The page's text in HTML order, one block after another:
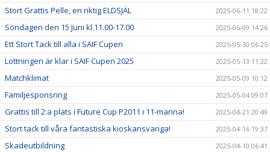
Stort Grattis Pelle, en riktig ELDSJÄL 2025-06-11 18:22
Söndagen den 15 Juni kl.11.00-17.00 2025-06-09 14:26
Ett Stort Tack till alla i SAIF Cupen 2025-05-30 06:25
Lottningen är klar i SAIF Cupen 2025 2025-05-13 11:22
Matchklimat 2025-05-09 10:12
Familjesponsring 2025-05-04 09:07
Grattis till 2:a plats i Future Cup P2011 i 11-manna! 2025-04-21 20:49
Stort tack till våra fantastiska kioskansvariga! 2025-04-16 19:37
Skadeutbildning 2025-04-10 06:41